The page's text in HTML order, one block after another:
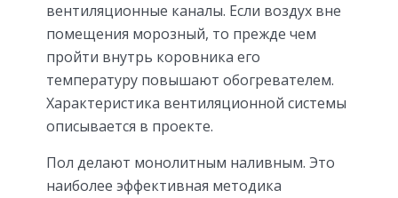
вентиляционные каналы. Если воздух вне
помещения морозный, то прежде чем
пройти внутрь коровника его
температуру повышают обогревателем.
Характеристика вентиляционной системы
описывается в проекте.
Пол делают монолитным наливным. Это
наиболее эффективная методика